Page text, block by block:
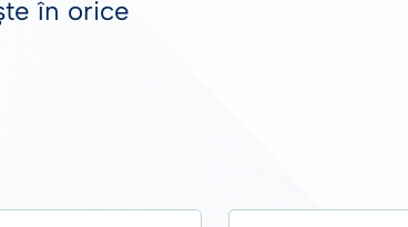
în orice